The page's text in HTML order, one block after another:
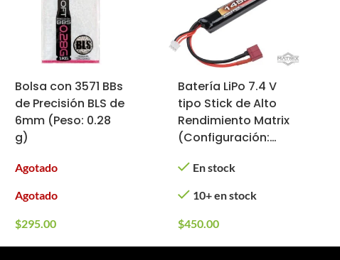
Bolsa con 3571 BBs
de Precisión BLS de
6mm (Peso: 0.28
g)
Agotado
Agotado
$295.00
Batería LiPo 7.4 V
tipo Stick de Alto
Rendimiento Matrix
(Configuración:
Deans)
En stock
10+ en stock
$450.00